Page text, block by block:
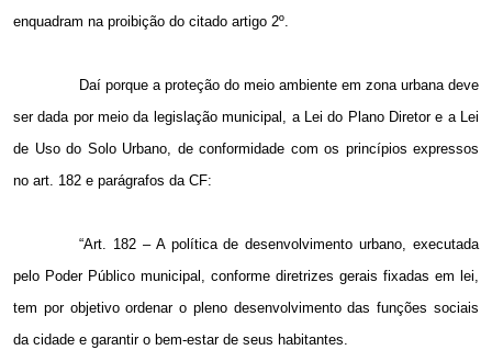
enquadram na proibição do citado artigo 2º.
Daí porque a proteção do meio ambiente em zona urbana deve
ser dada por meio da legislação municipal, a Lei do Plano Diretor e a Lei
de Uso do Solo Urbano, de conformidade com os princípios expressos
no art. 182 e parágrafos da CF:
“Art. 182 – A política de desenvolvimento urbano, executada
pelo Poder Público municipal, conforme diretrizes gerais fixadas em lei,
tem por objetivo ordenar o pleno desenvolvimento das funções sociais
da cidade e garantir o bem-estar de seus habitantes.